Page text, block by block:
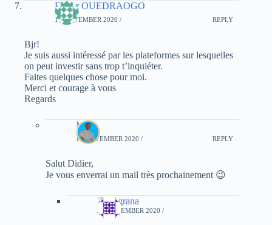
Didier OUEDRAOGO
11 NOVEMBER 2020 / REPLY
Bjr!
Je suis aussi intéressé par les plateformes sur lesquelles
on peut investir sans trop t’inquiéter.
Faites quelques chose pour moi.
Merci et courage à vous
Regards
Mory
12 NOVEMBER 2020 / REPLY
Salut Didier,
Je vous enverrai un mail très prochainement 😉
Zoungrana
20 NOVEMBER 2020 /